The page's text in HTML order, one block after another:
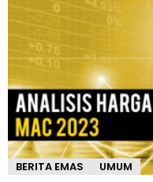
BERITA EMAS UMUM